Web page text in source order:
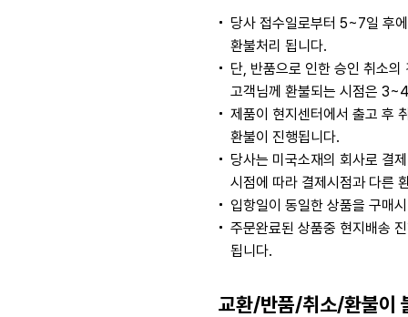
당사 접수일로부터 5~7일 후
환불처리 됩니다.
단, 반품으로 인한 승인 취소
고객님께 환불되는 시점은
제품이 현지센터에서 출고 후
환불이 진행됩니다.
당사는 미국소재의 회사로 결
시점에 따라 결제시점과 다른
입항일이 동일한 상품을 구매
주문완료된 상품중 현지배송
됩니다.
교환/반품/취소/환불이